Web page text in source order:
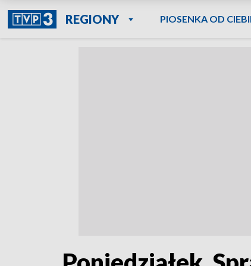
REGIONY PIOSENKA OD